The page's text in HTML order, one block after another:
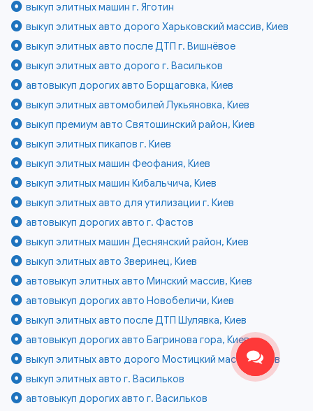
выкуп элитных машин г. Яготин
выкуп элитных авто дорого Харьковский массив, Киев
выкуп элитных авто после ДТП г. Вишнёвое
выкуп элитных авто дорого г. Васильков
автовыкуп дорогих авто Борщаговка, Киев
выкуп элитных автомобилей Лукьяновка, Киев
выкуп премиум авто Святошинский район, Киев
выкуп элитных пикапов г. Киев
выкуп элитных машин Феофания, Киев
выкуп элитных машин Кибальчича, Киев
выкуп элитных авто для утилизации г. Киев
автовыкуп дорогих авто г. Фастов
выкуп элитных машин Деснянский район, Киев
выкуп элитных авто Зверинец, Киев
автовыкуп элитных авто Минский массив, Киев
автовыкуп дорогих авто Новобеличи, Киев
выкуп элитных авто после ДТП Шулявка, Киев
автовыкуп дорогих авто Багринова гора, Киев
выкуп элитных авто дорого Мостицкий массив, Киев
выкуп элитных авто г. Васильков
автовыкуп дорогих авто г. Васильков